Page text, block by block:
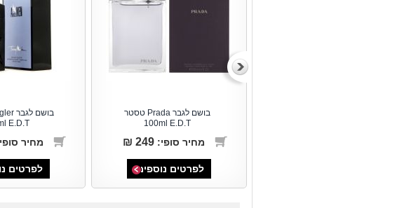
בושם לגבר Thierry Mugler
E.D.T
מחיר
לפרטים
בושם לגבר Prada טסטר
100ml E.D.T
מחיר סופי:
לפרטים נוספים